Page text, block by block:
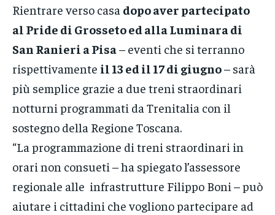
Rientrare verso casa dopo aver partecipato
al Pride di Grosseto ed alla Luminara di
San Ranieri a Pisa – eventi che si terranno
rispettivamente il 13 ed il 17 di giugno– sarà
più semplice grazie a due treni straordinari
notturni programmati da Trenitalia con il
sostegno della Regione Toscana.
“La programmazione di treni straordinari in
orari non consueti – ha spiegato l’assessore
regionale alle infrastrutture Filippo Boni – può
aiutare i cittadini che vogliono partecipare ad